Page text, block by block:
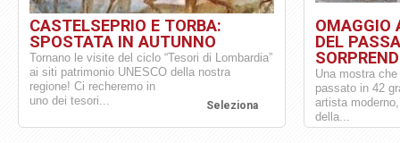
CASTELSEPRIO E TORBA:
SPOSTATA IN AUTUNNO
Seleziona
Tornano le visite del ciclo “Tesori di Lombardia”
ai siti patrimonio UNESCO della nostra
regione! Ci recheremo in
uno dei tesori...
OMAGGIO
DEL
Una mostra
passato in 42
artista
della...